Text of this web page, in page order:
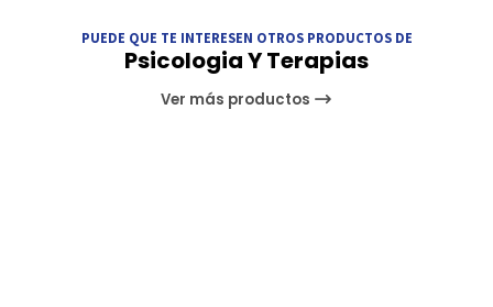
PUEDE QUE TE INTERESEN OTROS PRODUCTOS DE
Psicologia Y Terapias
Ver más productos